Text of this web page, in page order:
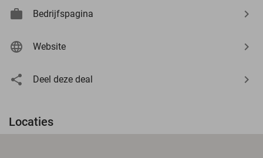
Bedrijfspagina
Website
Deel deze deal
Locaties